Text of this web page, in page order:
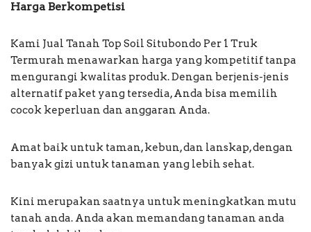
Harga Berkompetisi
Kami Jual Tanah Top Soil Situbondo Per 1 Truk
Termurah menawarkan harga yang kompetitif tanpa
mengurangi kwalitas produk. Dengan berjenis-jenis
alternatif paket yang tersedia, Anda bisa memilih
cocok keperluan dan anggaran Anda.
Amat baik untuk taman, kebun, dan lanskap, dengan
banyak gizi untuk tanaman yang lebih sehat.
Kini merupakan saatnya untuk meningkatkan mutu
tanah anda. Anda akan memandang tanaman anda